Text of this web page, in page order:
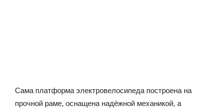
Сама платформа электровелосипеда построена на
прочной раме, оснащена надёжной механикой, а